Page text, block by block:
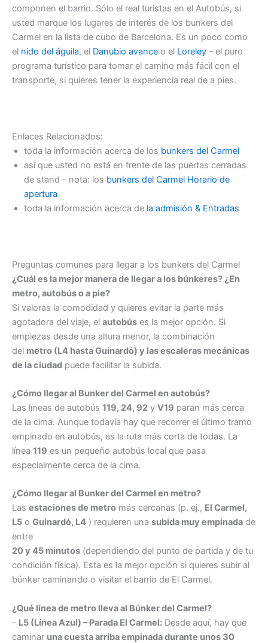
componen el barrio. Sólo el real turistas en el Autobús, si
usted marque los lugares de interés de los bunkers del
Carmel en la lista de cubo de Barcelona. Es un poco como
el nido del águila, el Danubio avance o el Loreley – el puro
programa turístico para tomar el camino más fácil con el
transporte, si quieres tener la experiencia real de a pies.
Enlaces Relacionados:
toda la información acerca de los bunkers del Carmel
así que usted no está en frente de las puertas cerradas
de stand – nota: los bunkers del Carmel Horario de
apertura
toda la información acerca de la admisión & Entradas
Preguntas comunes para llegar a los bunkers del Carmel
¿Cuál es la mejor manera de llegar a los búnkeres? ¿En
metro, autobús o a pie?
Si valoras la comodidad y quieres evitar la parte más
agotadora del viaje, el autobús es la mejor opción. Si
empiezas desde una altura menor, la combinación
del metro (L4 hasta Guinardó) y las escaleras mecánicas
de la ciudad puede facilitar la subida.
¿Cómo llegar al Bunker del Carmel en autobús?
Las líneas de autobús 119, 24, 92 y V19 paran más cerca
de la cima. Aunque todavía hay que recorrer el último tramo
empinado en autobús, es la ruta más corta de todas. La
línea 119 es un pequeño autobús local que pasa
especialmente cerca de la cima.
¿Cómo llegar al Bunker del Carmel en metro?
Las estaciones de metro más cercanas (p. ej., El Carmel,
L5 o Guinardó, L4 ) requieren una subida muy empinada de
entre
20 y 45 minutos (dependiendo del punto de partida y de tu
condición física). Esta es la mejor opción si quieres subir al
búnker caminando o visitar el barrio de El Carmel.
¿Qué línea de metro lleva al Búnker del Carmel?
– L5 (Línea Azul) – Parada El Carmel: Desde aquí, hay que
caminar una cuesta arriba empinada durante unos 30